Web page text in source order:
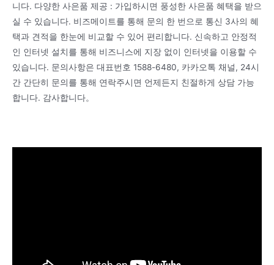
니다. 다양한 사은품 제공 : 가입하시면 풍성한 사은품 혜택을 받으
실 수 있습니다. 비즈메이트를 통해 문의 한 번으로 통신 3사의 혜
택과 견적을 한눈에 비교할 수 있어 편리합니다. 신속하고 안정적
인 인터넷 설치를 통해 비즈니스에 지장 없이 인터넷을 이용할 수
있습니다. 문의사항은 대표번호 1588-6480, 카카오톡 채널, 24시
간 간단히 문의를 통해 연락주시면 언제든지 친절하게 상담 가능
합니다. 감사합니다。